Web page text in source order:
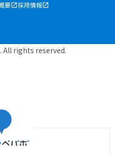
要 採用情報
All rights reserved.